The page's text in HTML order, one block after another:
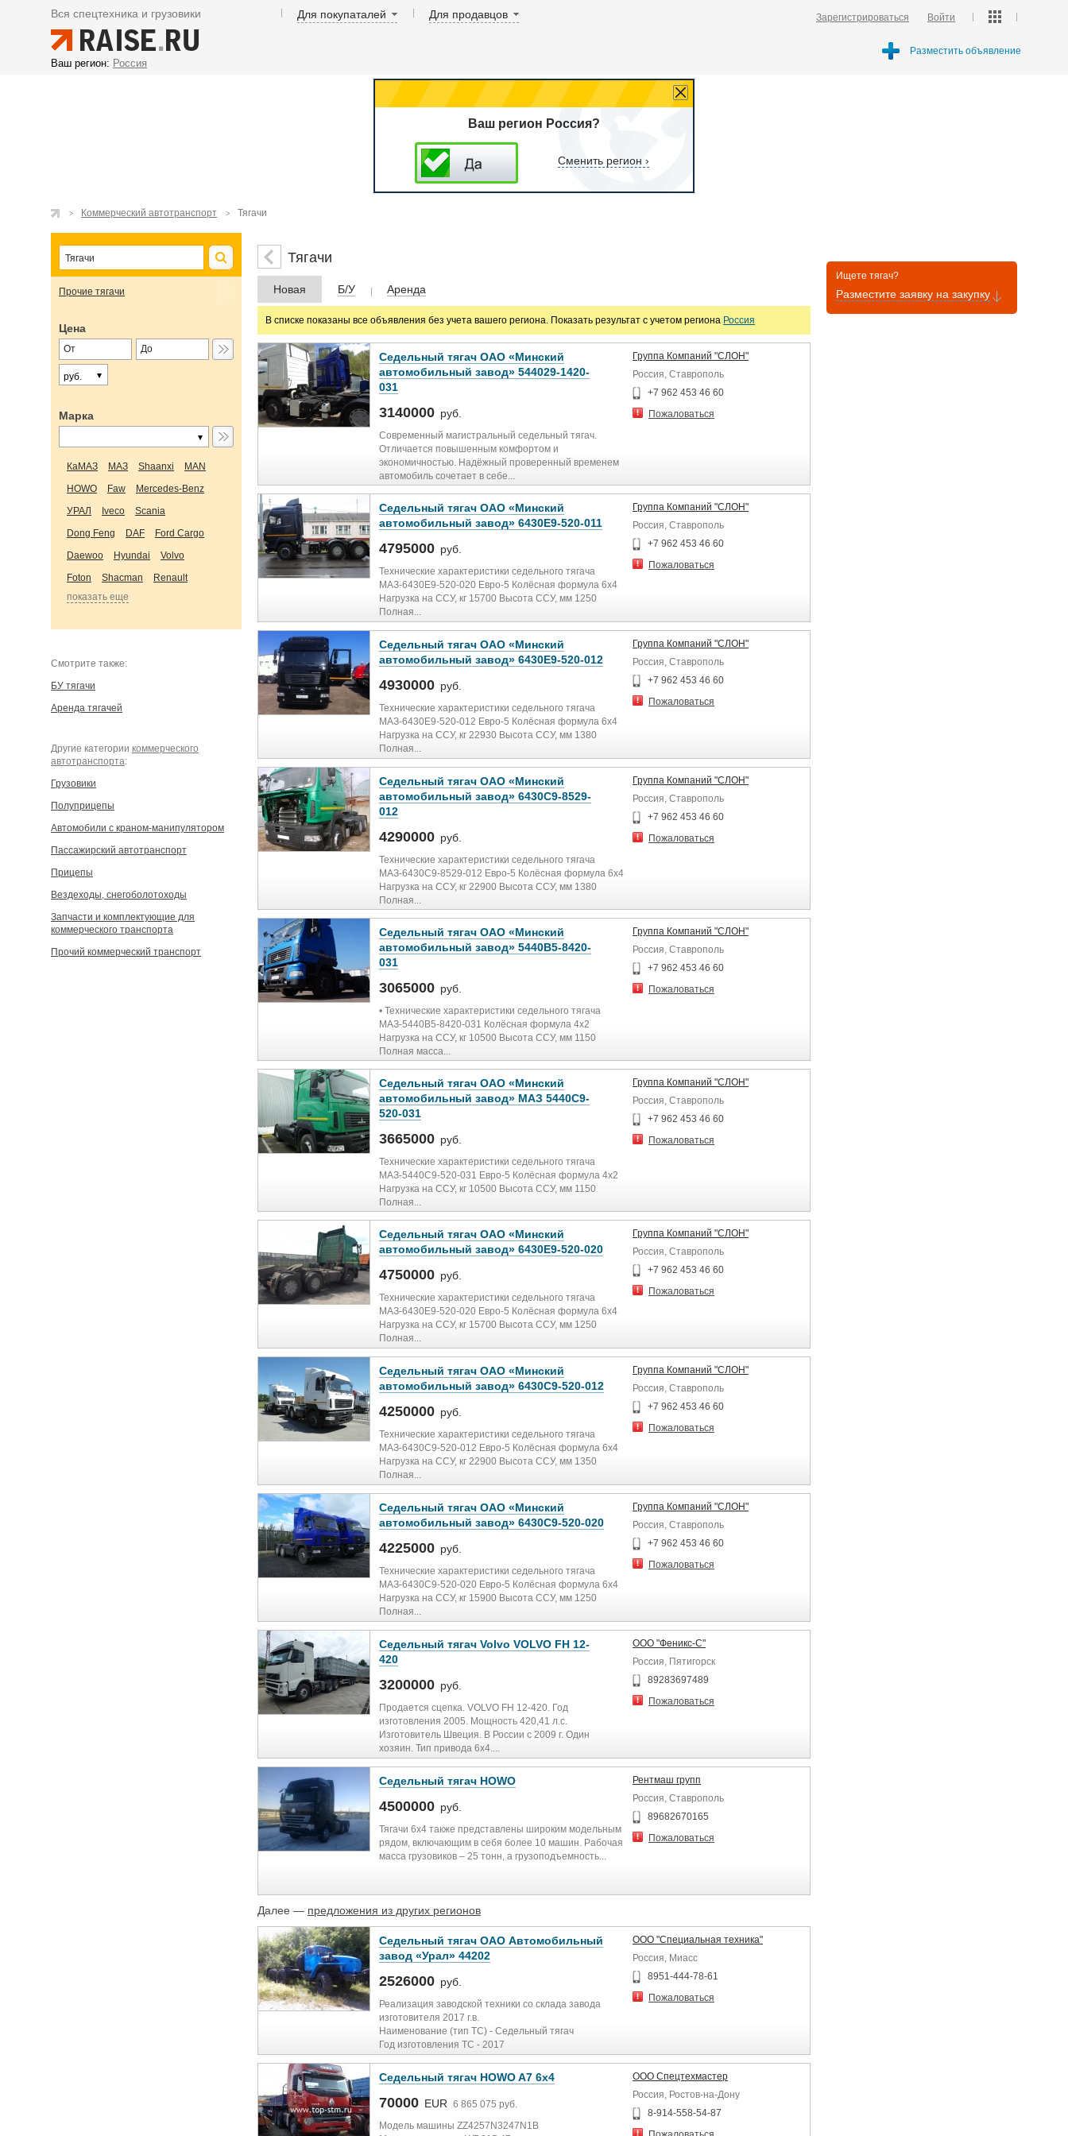
Вся спецтехника и грузовики Для покупаталей Для продавцов Зарегистрироваться Войти
Ваш регион: Россия
Разместить объявление
Ваш регион Россия?
Сменить регион ›
Коммерческий автотранспорт Тягачи
Прочие тягачи
Цена
руб.
Марка
КаМАЗ МАЗ Shaanxi
MAN
HOWO
Faw
Mercedes-Benz
УРАЛ
Iveco
Scania
Dong Feng
DAF
Ford Cargo
Daewoo
Hyundai
Volvo
Foton
Shacman
Renault
показать еще
Cмотрите также:
БУ тягачи
Аренда тягачей
Другие категории коммерческого
автотранспорта:
Грузовики
Полуприцепы
Автомобили с краном-манипулятором
Пассажирский автотранспорт
Прицепы
Вездеходы, снегоболотоходы
Запчасти и комплектующие для
коммерческого транспорта
Прочий коммерческий транспорт
Тягачи
Новая Б/У Аренда
В списке показаны все объявления без учета вашего региона. Показать результат с учетом региона Россия
Седельный тягач ОАО «Минский
автомобильный завод» 544029-1420-
031
3140000 руб.
Современный магистральный седельный тягач.
Отличается повышенным комфортом и
экономичностью. Надёжный проверенный временем
автомобиль сочетает в себе...
Группа Компаний "СЛОН"
Россия, Ставрополь
+7 962 453 46 60
Пожаловаться
Седельный тягач ОАО «Минский
автомобильный завод» 6430Е9-520-011
4795000 руб.
Технические характеристики седельного тягача
МАЗ-6430E9-520-020 Евро-5 Колёсная формула 6x4
Нагрузка на ССУ, кг 15700 Высота ССУ, мм 1250
Полная...
Группа Компаний "СЛОН"
Россия, Ставрополь
+7 962 453 46 60
Пожаловаться
Седельный тягач ОАО «Минский
автомобильный завод» 6430Е9-520-012
4930000 руб.
Технические характеристики седельного тягача
МАЗ-6430E9-520-012 Евро-5 Колёсная формула 6x4
Нагрузка на ССУ, кг 22930 Высота ССУ, мм 1380
Полная...
Группа Компаний "СЛОН"
Россия, Ставрополь
+7 962 453 46 60
Пожаловаться
Седельный тягач ОАО «Минский
автомобильный завод» 6430С9-8529-
012
4290000 руб.
Технические характеристики седельного тягача
МАЗ-6430C9-8529-012 Евро-5 Колёсная формула 6x4
Нагрузка на ССУ, кг 22900 Высота ССУ, мм 1380
Полная...
Группа Компаний "СЛОН"
Россия, Ставрополь
+7 962 453 46 60
Пожаловаться
Седельный тягач ОАО «Минский
автомобильный завод» 5440В5-8420-
031
3065000 руб.
• Технические характеристики седельного тягача
МАЗ-5440В5-8420-031 Колёсная формула 4x2
Нагрузка на ССУ, кг 10500 Высота ССУ, мм 1150
Полная масса...
Группа Компаний "СЛОН"
Россия, Ставрополь
+7 962 453 46 60
Пожаловаться
Седельный тягач ОАО «Минский
автомобильный завод» МАЗ 5440С9-
520-031
3665000 руб.
Технические характеристики седельного тягача
МАЗ-5440C9-520-031 Евро-5 Колёсная формула 4x2
Нагрузка на ССУ, кг 10500 Высота ССУ, мм 1150
Полная...
Группа Компаний "СЛОН"
Россия, Ставрополь
+7 962 453 46 60
Пожаловаться
Седельный тягач ОАО «Минский
автомобильный завод» 6430Е9-520-020
4750000 руб.
Технические характеристики седельного тягача
МАЗ-6430E9-520-020 Евро-5 Колёсная формула 6x4
Нагрузка на ССУ, кг 15700 Высота ССУ, мм 1250
Полная...
Группа Компаний "СЛОН"
Россия, Ставрополь
+7 962 453 46 60
Пожаловаться
Седельный тягач ОАО «Минский
автомобильный завод» 6430С9-520-012
4250000 руб.
Технические характеристики седельного тягача
МАЗ-6430C9-520-012 Евро-5 Колёсная формула 6x4
Нагрузка на ССУ, кг 22900 Высота ССУ, мм 1350
Полная...
Группа Компаний "СЛОН"
Россия, Ставрополь
+7 962 453 46 60
Пожаловаться
Седельный тягач ОАО «Минский
автомобильный завод» 6430С9-520-020
4225000 руб.
Технические характеристики седельного тягача
МАЗ-6430C9-520-020 Евро-5 Колёсная формула 6x4
Нагрузка на ССУ, кг 15900 Высота ССУ, мм 1250
Полная...
Группа Компаний "СЛОН"
Россия, Ставрополь
+7 962 453 46 60
Пожаловаться
Седельный тягач Volvo VOLVO FH 12-
420
3200000 руб.
Продается сцепка. VOLVO FH 12-420. Год
изготовления 2005. Мощность 420,41 л.с.
Изготовитель Швеция. В России с 2009 г. Один
хозяин. Тип привода 6х4....
ООО "Феникс-С"
Россия, Пятигорск
89283697489
Пожаловаться
Седельный тягач HOWO
4500000 руб.
Тягачи 6х4 также представлены широким модельным
рядом, включающим в себя более 10 машин. Рабочая
масса грузовиков – 25 тонн, а грузоподъемность...
Рентмаш групп
Россия, Ставрополь
89682670165
Пожаловаться
Далее — предложения из других регионов
Седельный тягач ОАО Автомобильный
завод «Урал» 44202
2526000 руб.
Реализация заводской техники со склада завода
изготовителя 2017 г.в.
Наименование (тип ТС) - Седельный тягач
Год изготовления ТС - 2017
Категория ТС (А, В, С, D, прицеп) - С
Цвет кузова кабины – синий
Модель двигателя 65654-01
Коробка передач ЯМЗ-2361, 5 ст.
Привод тормозной системы – пневматический
Рулевой механизм RBLC700V
ООО "Cпециальная техника"
Россия, Миасс
8951-444-78-61
Пожаловаться
Седельный тягач HOWO A7 6x4
70000 EUR 6 865 075 руб.
Модель машины ZZ4257N3247N1B
ООО Спецтехмастер
Россия, Ростов-на-Дону
8-914-558-54-87
Ищете тягач?
Разместите заявку на закупку